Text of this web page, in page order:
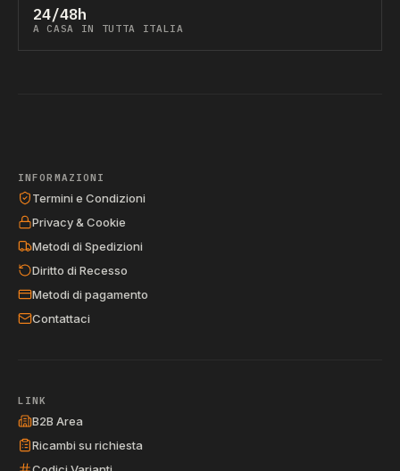
24/48h
A CASA IN TUTTA ITALIA
INFORMAZIONI
Termini e Condizioni
Privacy & Cookie
Metodi di Spedizioni
Diritto di Recesso
Metodi di pagamento
Contattaci
LINK
B2B Area
Ricambi su richiesta